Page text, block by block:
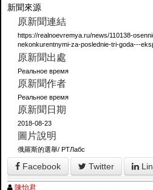
新聞來源
原新聞連結
https://realnoevremya.ru/news/110138-
nekonkurentnymi-za-poslednie-tri-goda---
原新聞出處
Реальное время
原新聞作者
Реальное время
原新聞日期
2018-08-23
圖片說明
俄羅斯的選舉/ РТЛабс
Facebook Twitter
陳怡君